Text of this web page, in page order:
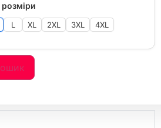
L XL 2XL 3XL 4XL